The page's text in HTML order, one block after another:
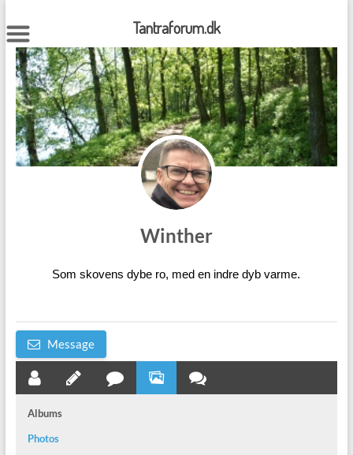
to
content
Winther
Som skovens dybe ro, med en indre dyb varme.
Message
Albums
Photos
Tantraforum.dk